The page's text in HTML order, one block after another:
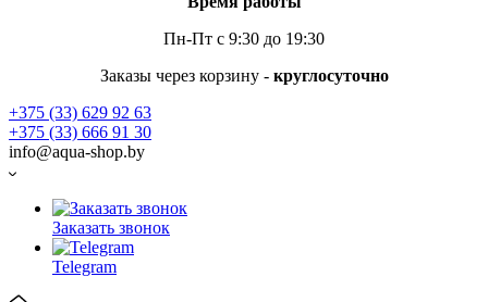
Пн-Пт с 9:30 до 19:30
Заказы через корзину - круглосуточно
+375 (33) 629 92 63
+375 (33) 666 91 30
info@aqua-shop.by
Заказать звонок
Telegram